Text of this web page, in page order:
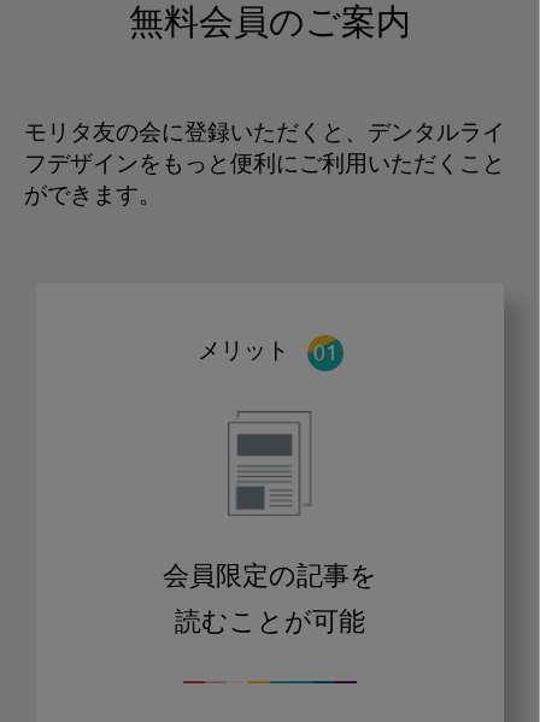
無料会員のご案内
モリタ友の会に登録いただくと、デンタルライ
フデザインをもっと便利にご利用いただくこと
ができます。
メリット
会員限定の記事を
読むことが可能